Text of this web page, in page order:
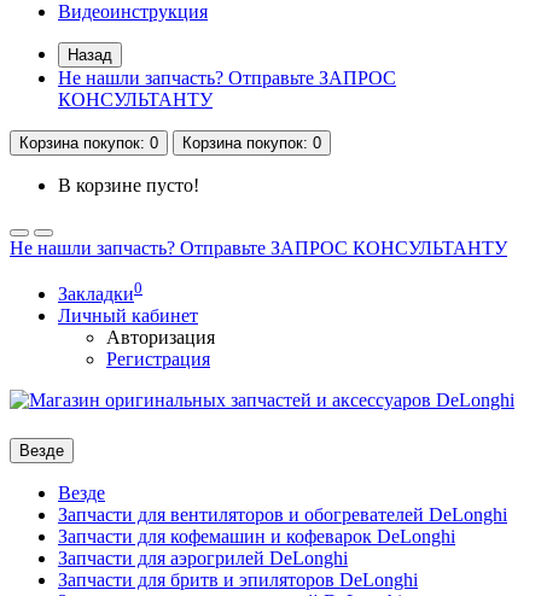
Видеоинструкция
Назад
Не нашли запчасть? Отправьте ЗАПРОС
КОНСУЛЬТАНТУ
Корзинапокупок: 0 Корзинапокупок: 0
В корзине пусто!
Не нашли запчасть? Отправьте ЗАПРОС КОНСУЛЬТАНТУ
Закладки0
Личный кабинет
Авторизация
Регистрация
Везде
Везде
Запчасти для вентиляторов и обогревателей DeLonghi
Запчасти для кофемашин и кофеварок DeLonghi
Запчасти для аэрогрилей DeLonghi
Запчасти для бритв и эпиляторов DeLonghi